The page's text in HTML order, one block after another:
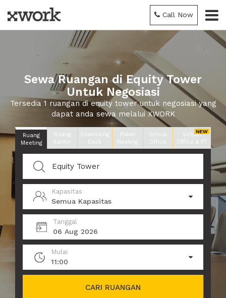
Call Now
Sewa Ruangan di Equity Tower
Untuk Negosiasi
Tersedia 1 ruangan di equity tower untuk negosiasi yang
dapat anda sewa melalui XWORK
Ruang
Meeting
Ruang
Kantor
Coworking
Desk
Paket
Meeting
Virtual
Office
Virtual
Office & PT
Kapasitas
Semua Kapasitas
Tanggal
06 Aug 2026
Mulai
11:00
CARI RUANGAN